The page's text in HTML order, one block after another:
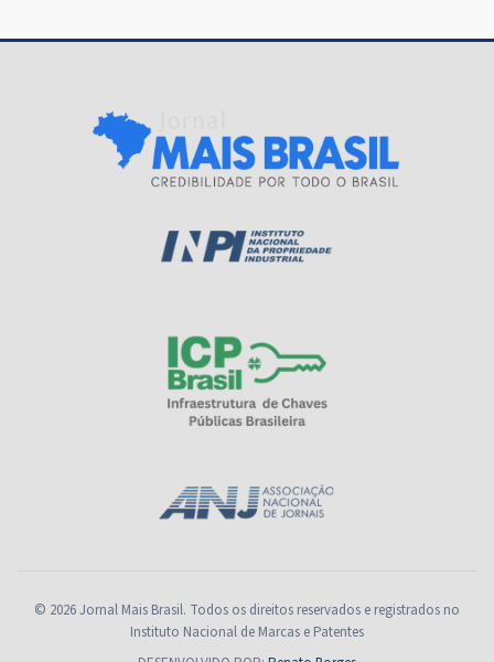
© 2026 Jornal Mais Brasil. Todos os direitos reservados e registrados no
Instituto Nacional de Marcas e Patentes